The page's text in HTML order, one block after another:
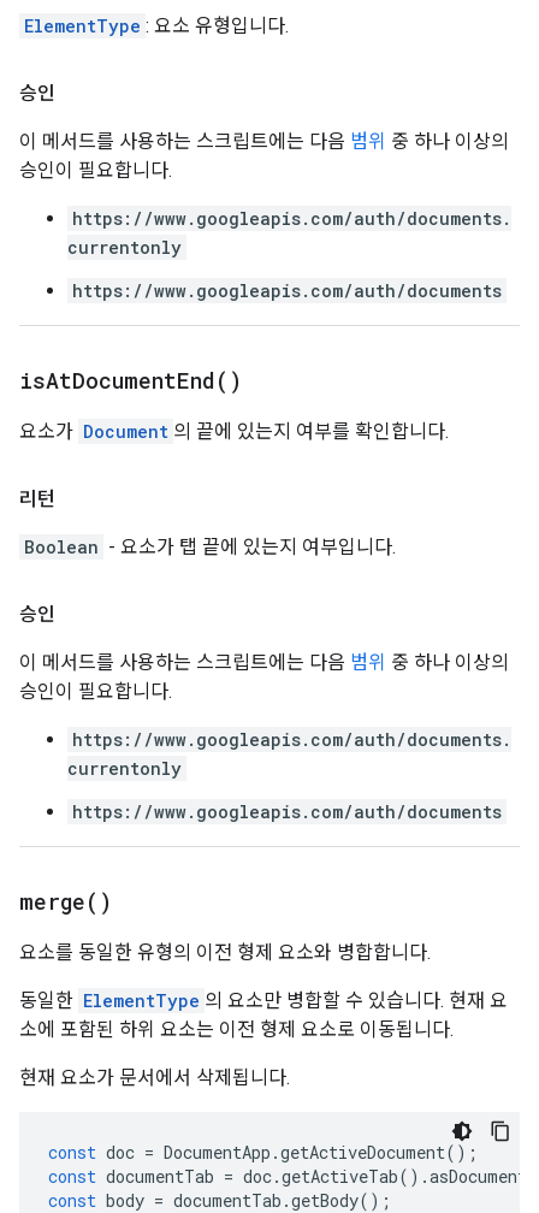
ElementType : 요소 유형입니다.
승인
이 메서드를 사용하는 스크립트에는 다음 범위 중 하나 이상의
승인이 필요합니다.
https://www.googleapis.com/auth/documents.
currentonly
https://www.googleapis.com/auth/documents
isAtDocumentEnd( )
요소가 Document 의 끝에 있는지 여부를 확인합니다.
리턴
Boolean - 요소가 탭 끝에 있는지 여부입니다.
승인
이 메서드를 사용하는 스크립트에는 다음 범위 중 하나 이상의
승인이 필요합니다.
https://www.googleapis.com/auth/documents.
currentonly
https://www.googleapis.com/auth/documents
merge( )
요소를 동일한 유형의 이전 형제 요소와 병합합니다.
동일한 ElementType 의 요소만 병합할 수 있습니다. 현재 요
소에 포함된 하위 요소는 이전 형제 요소로 이동됩니다.
현재 요소가 문서에서 삭제됩니다.
const doc = DocumentApp .getActiveDocument();
const documentTab = doc.getActiveTab().
const body = documentTab .getBody();